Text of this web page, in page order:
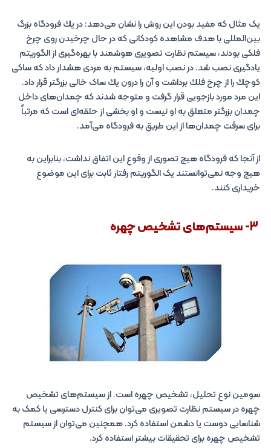
یک مثال که مفید بودن این روش را نشان می‌دهد: در یك فرودگاه بزرگ
بین‌المللی با هدف مشاهده كودكانی كه در حال چرخیدن روی چرخ
فلكی بودند، سیستم نظارت تصویری هوشمند با بهره‌گیری از الگوریتم
یادگیری نصب شد. در نصب اولیه، سیستم به مردی هشدار داد كه ساکی
كوچك را از چرخ فلك برداشت و آن را درون یك ساک خالی بزرگتر قرار داد.
این مرد مورد بازجویی قرار گرفت و متوجه شدند که چمدان‌های داخل
چمدان بزرگتر متعلق به او نیست و او بخشی از حلقه‌ای است که مرتباً
برای سرقت چمدان‌ها از این طریق به فرودگاه می‌آمد.
از آنجا که فرودگاه هیچ تصوری از وقوع این اتفاق نداشت، بنابراین به
هیچ وجه نمی‌توانستند یک الگوریتم رفتار ثابت برای این موضوع
خریداری کنند.
سومین نوع تحلیل، تشخیص چهره است. از سیستم‌های تشخیص
چهره در سیستم نظارت تصویری می‌توان برای کنترل دسترسی یا کمک به
شناسایی دوست یا دشمن استفاده کرد. همچنین می‌توان از سیستم
تشخیص چهره برای تحقیقات بیشتر استفاده کرد.